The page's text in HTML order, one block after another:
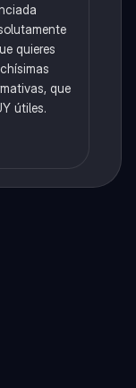
quieres
que
útiles.